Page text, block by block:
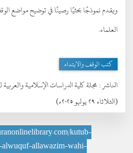
(الثلاثاء ٢٩ يوليو ٢٠٢٥ء)
الناشر :مجلة كلية الدراسات الإسلامية
ويقدم نموذجًا بحثيًا رصينًا في توضيح مواضع
العلماء.
كتب الوقف والابتداء
kutub-
allawazim-wahi-